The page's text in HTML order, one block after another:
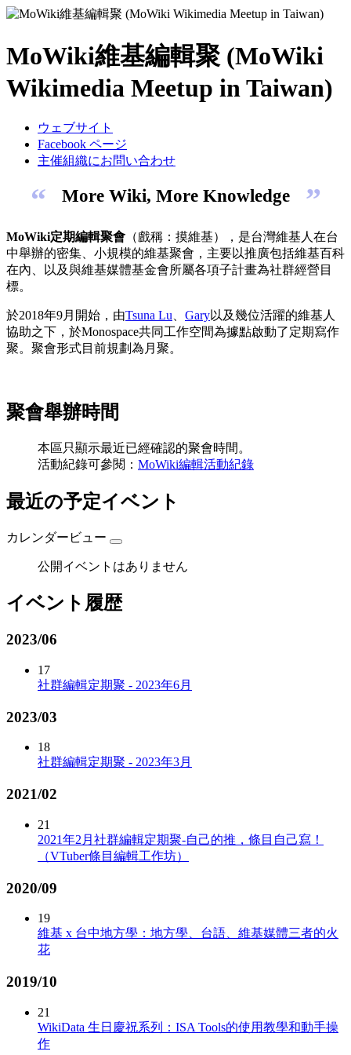
MoWiki維基編輯聚 (MoWiki
Wikimedia Meetup in Taiwan)
ウェブサイト
Facebook ページ
主催組織にお問い合わせ
“ More Wiki, More Knowledge ”
MoWiki定期編輯聚會 （戲稱：摸維基），是台灣維基人在台
中舉辦的密集、小規模的維基聚會，主要以推廣包括維基百科
在內、以及與維基媒體基金會所屬各項子計畫為社群經營目
標。
於2018年9月開始，由Tsuna Lu Gary以及幾位活躍的維基人
協助之下，於Monospace共同工作空間為據點啟動了定期寫作
聚。聚會形式目前規劃為月聚。
聚會舉辦時間
本區只顯示最近已經確認的聚會時間。
活動紀錄可參閱： MoWiki編輯活動紀錄
最近の予定イベント
カレンダービュー
公開イベントはありません
イベント履歴
2023/06
17
社群編輯定期聚 - 2023年6月
2023/03
18
社群編輯定期聚 - 2023年3月
2021/02
21
2021年2月社群編輯定期聚-自己的推，條目自己寫！
（VTuber條目編輯工作坊）
2020/09
19
維基 x 台中地方學：地方學、台語、維基媒體三者的火
花
2019/10
21
WikiData 生日慶祝系列：ISA Tools的使用教學和動手操
作